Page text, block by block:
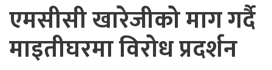
एमसीसी खारेजीको माग गर्दै
माइतीघरमा विरोध प्रदर्शन